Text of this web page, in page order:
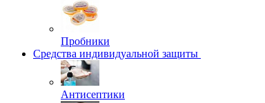
Пробники
Средства индивидуальной защиты
Антисептики